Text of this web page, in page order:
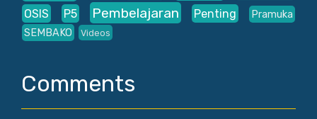
OSIS
P5 Pembelajaran Penting
Pramuka
SEMBAKO
Videos
Comments